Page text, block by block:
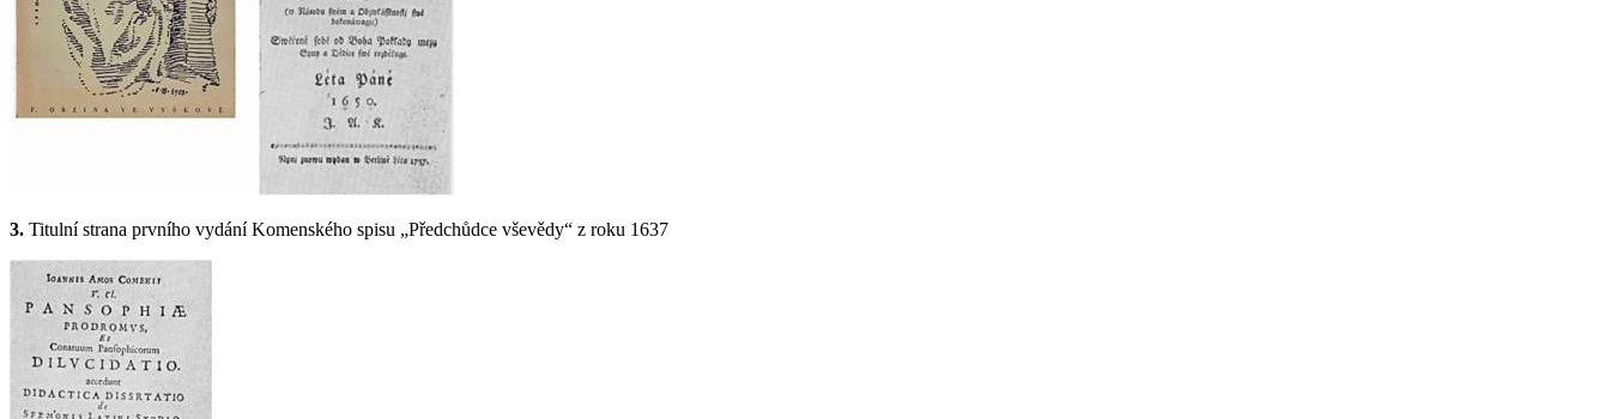
3. Titulní strana prvního vydání Komenského spisu „Předchůdce vševědy“ z roku 1637